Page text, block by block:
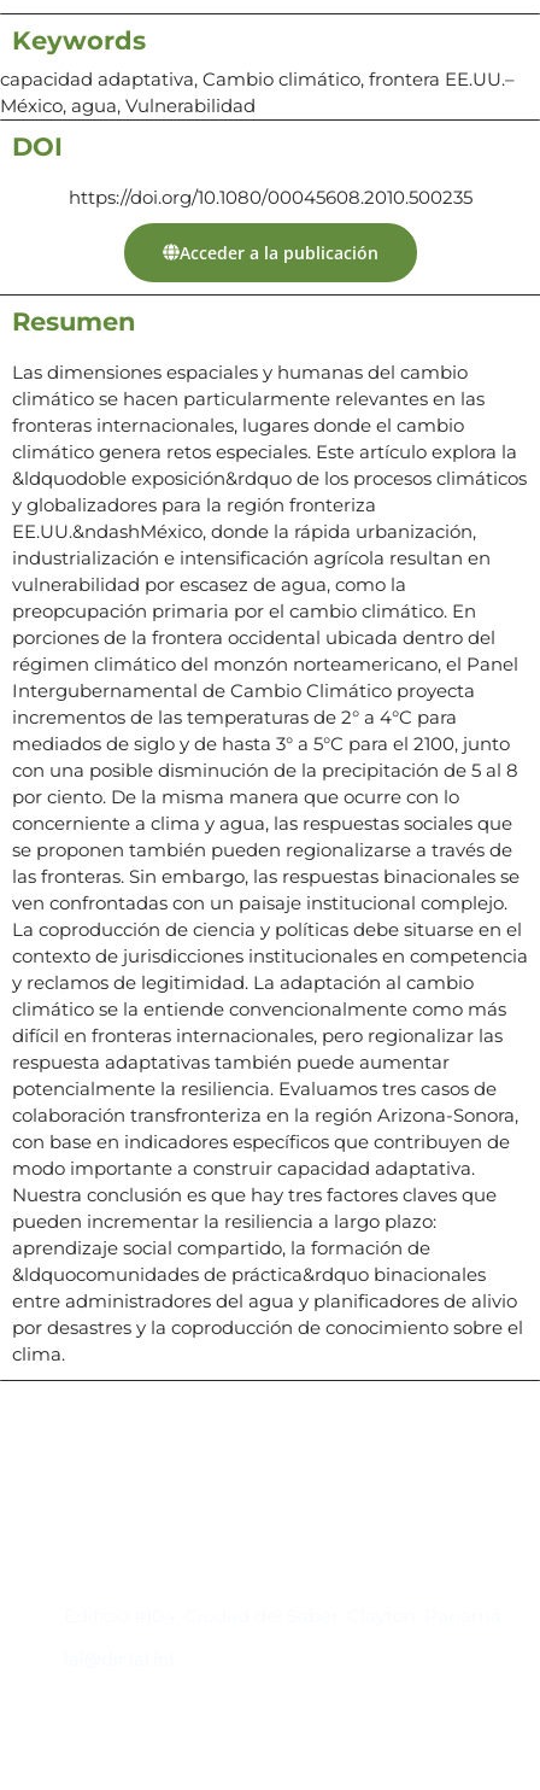
Keywords
capacidad adaptativa, Cambio climático, frontera EE.UU.–
México, agua, Vulnerabilidad
DOI
https://doi.org/10.1080/00045608.2010.500235
Acceder a la publicación
Resumen
Las dimensiones espaciales y humanas del cambio
climático se hacen particularmente relevantes en las
fronteras internacionales, lugares donde el cambio
climático genera retos especiales. Este artículo explora la
&ldquodoble exposición&rdquo de los procesos climáticos
y globalizadores para la región fronteriza
EE.UU.&ndashMéxico, donde la rápida urbanización,
industrialización e intensificación agrícola resultan en
vulnerabilidad por escasez de agua, como la
preopcupación primaria por el cambio climático. En
porciones de la frontera occidental ubicada dentro del
régimen climático del monzón norteamericano, el Panel
Intergubernamental de Cambio Climático proyecta
incrementos de las temperaturas de 2° a 4°C para
mediados de siglo y de hasta 3° a 5°C para el 2100, junto
con una posible disminución de la precipitación de 5 al 8
por ciento. De la misma manera que ocurre con lo
concerniente a clima y agua, las respuestas sociales que
se proponen también pueden regionalizarse a través de
las fronteras. Sin embargo, las respuestas binacionales se
ven confrontadas con un paisaje institucional complejo.
La coproducción de ciencia y políticas debe situarse en el
contexto de jurisdicciones institucionales en competencia
y reclamos de legitimidad. La adaptación al cambio
climático se la entiende convencionalmente como más
difícil en fronteras internacionales, pero regionalizar las
respuesta adaptativas también puede aumentar
potencialmente la resiliencia. Evaluamos tres casos de
colaboración transfronteriza en la región Arizona-Sonora,
con base en indicadores específicos que contribuyen de
modo importante a construir capacidad adaptativa.
Nuestra conclusión es que hay tres factores claves que
pueden incrementar la resiliencia a largo plazo:
aprendizaje social compartido, la formación de
&ldquocomunidades de práctica&rdquo binacionales
entre administradores del agua y planificadores de alivio
por desastres y la coproducción de conocimiento sobre el
clima.